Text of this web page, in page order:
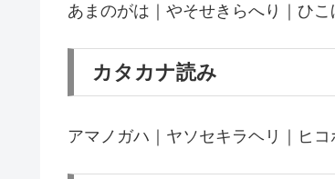
あまのがは｜やそせきらへり｜ひ
カタカナ読み
アマノガハ｜ヤソセキラヘリ｜ヒ